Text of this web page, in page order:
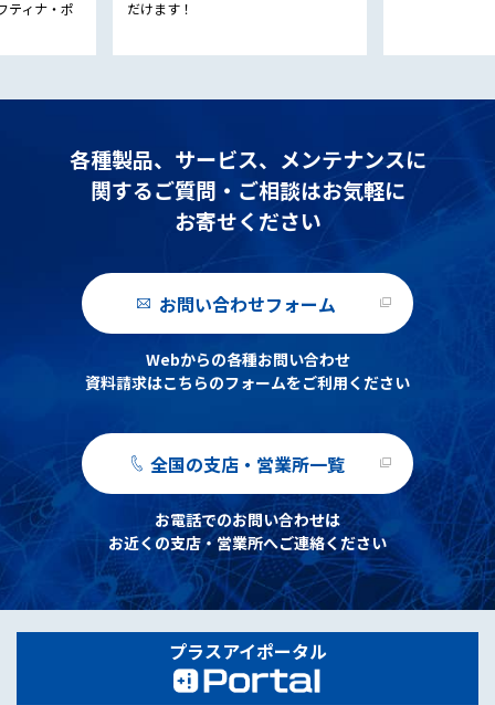
ティナ・ポ
だけます！
各種製品、サービス、メンテナンスに
関するご質問・ご相談はお気軽に
お寄せください
お問い合わせフォーム
Webからの各種お問い合わせ
資料請求はこちらのフォームをご利用ください
全国の支店・営業所一覧
お電話でのお問い合わせは
お近くの支店・営業所へご連絡ください
プラスアイポータル